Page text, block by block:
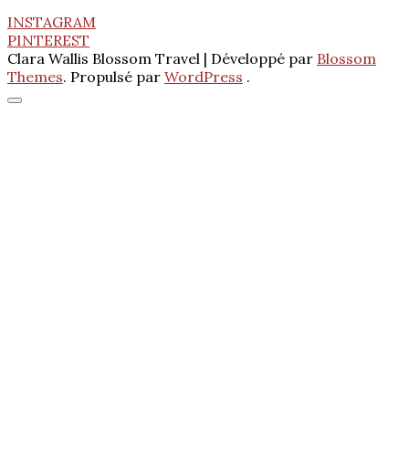
INSTAGRAM
PINTEREST
Clara Wallis Blossom Travel | Développé par Blossom
Themes. Propulsé par WordPress .